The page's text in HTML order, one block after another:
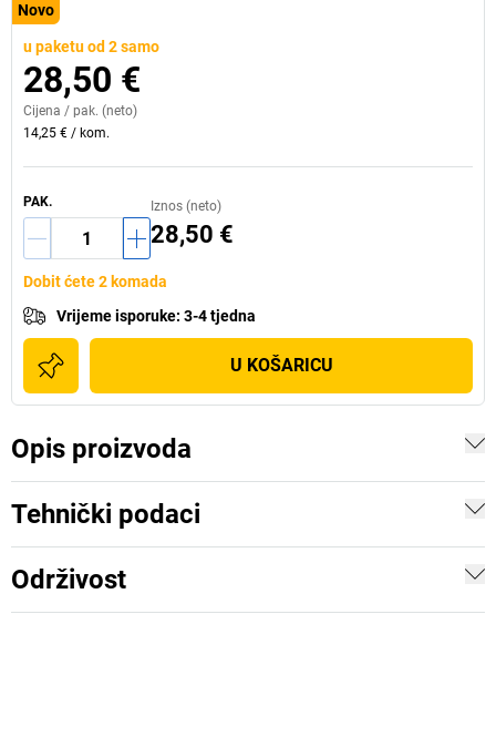
Novo
u paketu od 2 samo
28,50 €
Cijena / pak. (neto)
14,25 € / kom.
PAK. Iznos (neto)
28,50 €
Dobit ćete 2 komada
Vrijeme isporuke: 3-4 tjedna
U KOŠARICU
Opis proizvoda
Tehnički podaci
Održivost